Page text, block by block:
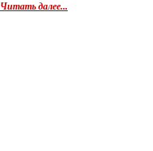
Читать далее...